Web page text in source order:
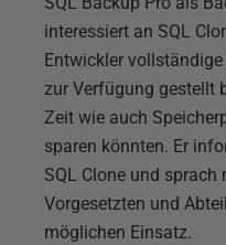
interessiert an SQL
Entwickler
zur Verfügung gestellt
Zeit wie auch
sparen könnten. Er
SQL Clone und
Vorgesetzten und
möglichen Einsatz.